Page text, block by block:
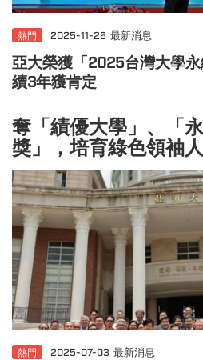
熱門 2025-11-26 最新消息
亞大榮獲「2025台灣大學
續3年獲肯定
奪「績優大學」、「
獎」，培育綠色領袖
熱門 2025-07-03 最新消息